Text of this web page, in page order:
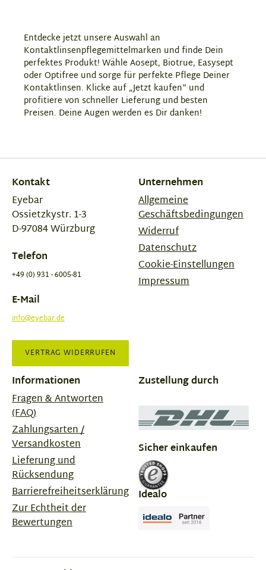
Entdecke jetzt unsere Auswahl an
Kontaktlinsenpflegemittelmarken und finde Dein
perfektes Produkt! Wähle Aosept, Biotrue, Easysept
oder Optifree und sorge für perfekte Pflege Deiner
Kontaktlinsen. Klicke auf „Jetzt kaufen“ und
profitiere von schneller Lieferung und besten
Preisen. Deine Augen werden es Dir danken!
Kontakt
Eyebar
Ossietzkystr. 1-3
D-97084 Würzburg
Telefon
+49 (0) 931 - 6005-81
E-Mail
info@eyebar.de
VERTRAG WIDERRUFEN
Unternehmen
Allgemeine
Geschäftsbedingungen
Widerruf
Datenschutz
Cookie-Einstellungen
Impressum
Informationen
Fragen & Antworten
(FAQ)
Zahlungsarten /
Versandkosten
Lieferung und
Rücksendung
Barrierefreiheitserklärung
Zur Echtheit der
Bewertungen
Zustellung durch
Sicher einkaufen
Idealo